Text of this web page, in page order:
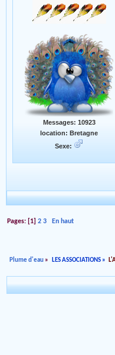
Messages: 10923
location: Bretagne
Sexe:
Pages: [1]2 3 En haut
Plume d'eau » LES ASSOCIATIONS»